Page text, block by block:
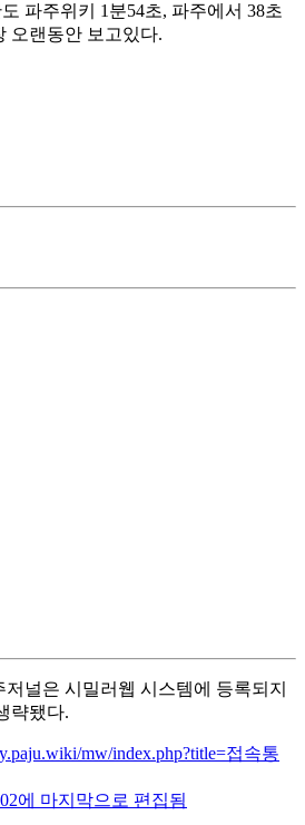
파주위키 1분54초, 파주에서 38초
오랜동안 보고있다.
널은 시밀러웹 시스템에 등록되지
략됐다.
mw/index.php?title=접속통
에 마지막으로 편집됨